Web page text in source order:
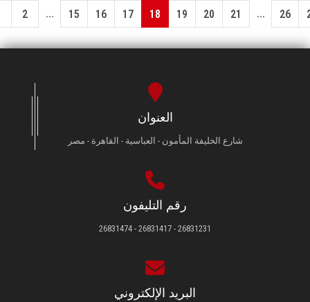
2 ... 15 16 17 18 19 20 21 ... 26
العنوان
شارع الخليفة المأمون - العباسية - القاهرة - مصر
رقم التليفون
26831231 - 26831417 - 26831474
البريد الإلكتروني